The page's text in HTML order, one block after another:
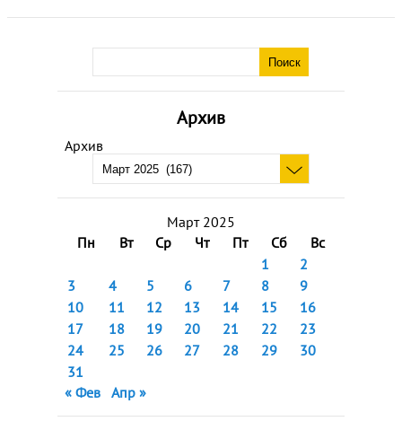
Архив
Архив
Март 2025
Пн
Вт Ср Чт Пт Сб
Вс
1
2
3
4 5 6 7 8
9
10
11 12 13 14 15
16
17
18 19 20 21 22
23
24
25 26 27 28 29
30
31
« Фев Апр »